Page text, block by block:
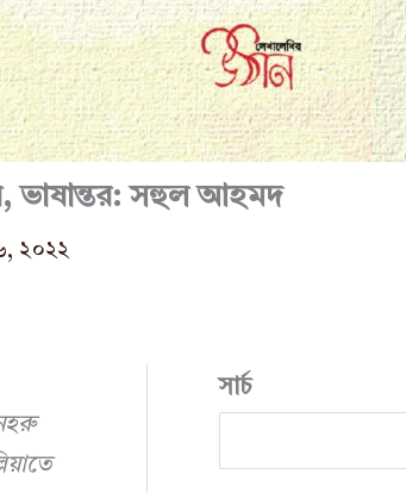
ভাষান্তর: সহুল আহমদ
২০২২
সার্চ